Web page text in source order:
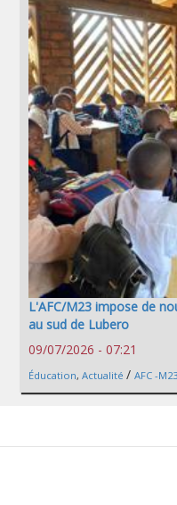
L'AFC/M23 impose de
au sud de Lubero
09/07/2026 - 07:21
Éducation, Actualité / AFC -M23